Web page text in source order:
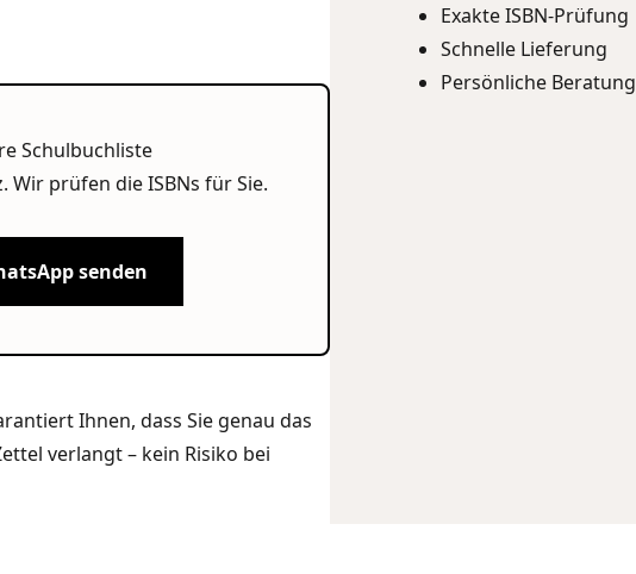
Schulbuchliste
Wir prüfen die ISBNs für Sie.
senden
Ihnen, dass Sie genau das
verlangt – kein Risiko bei
Exakte ISBN-Prüfung
Schnelle Lieferung
Persönliche Beratung